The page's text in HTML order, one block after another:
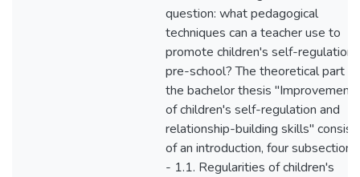
question: what pedagogical
techniques can a teacher use to
promote children's self-regulation
pre-school? The theoretical part of
the bachelor thesis "Improvement
of children's self-regulation and
relationship-building skills"
of an introduction, four subsections
- 1.1. Regularities of children's